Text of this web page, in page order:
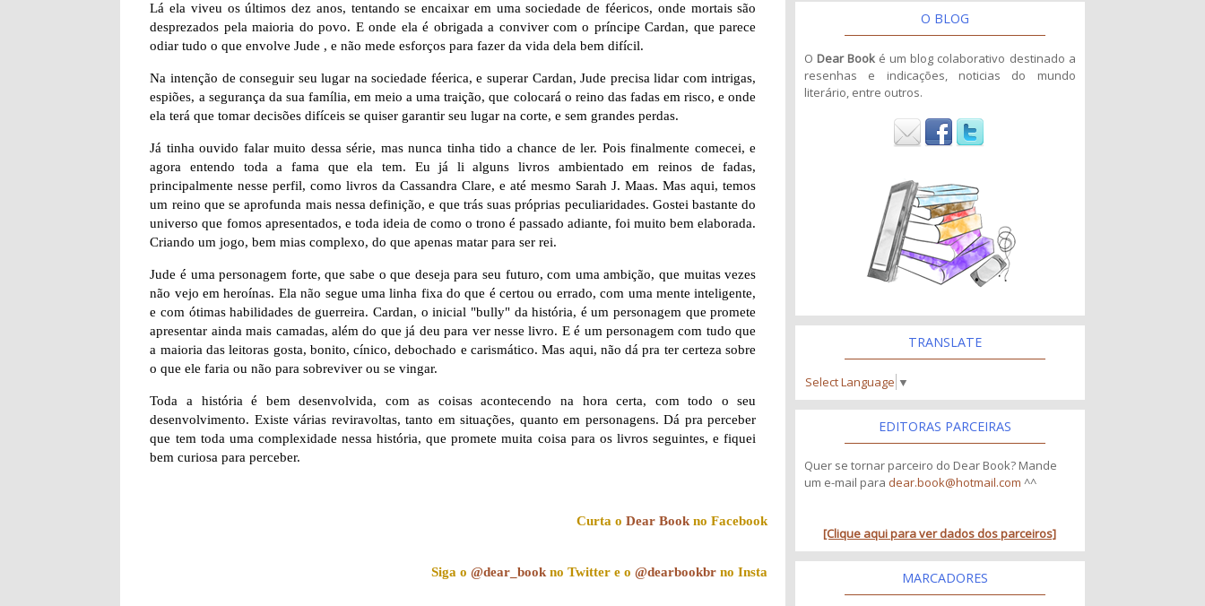
Lá ela viveu os últimos dez anos, tentando se encaixar em uma sociedade de féericos, onde mortais são
desprezados pela maioria do povo. E onde ela é obrigada a conviver com o príncipe Cardan, que parece
odiar tudo o que envolve Jude , e não mede esforços para fazer da vida dela bem difícil.
Na intenção de conseguir seu lugar na sociedade féerica, e superar Cardan, Jude precisa lidar com intrigas,
espiões, a segurança da sua família, em meio a uma traição, que colocará o reino das fadas em risco, e onde
ela terá que tomar decisões difíceis se quiser garantir seu lugar na corte, e sem grandes perdas.
Já tinha ouvido falar muito dessa série, mas nunca tinha tido a chance de ler. Pois finalmente comecei, e
agora entendo toda a fama que ela tem. Eu já li alguns livros ambientado em reinos de fadas,
principalmente nesse perfil, como livros da Cassandra Clare, e até mesmo Sarah J. Maas. Mas aqui, temos
um reino que se aprofunda mais nessa definição, e que trás suas próprias peculiaridades. Gostei bastante do
universo que fomos apresentados, e toda ideia de como o trono é passado adiante, foi muito bem elaborada.
Criando um jogo, bem mias complexo, do que apenas matar para ser rei.
Jude é uma personagem forte, que sabe o que deseja para seu futuro, com uma ambição, que muitas vezes
não vejo em heroínas. Ela não segue uma linha fixa do que é certou ou errado, com uma mente inteligente,
e com ótimas habilidades de guerreira. Cardan, o inicial "bully" da história, é um personagem que promete
apresentar ainda mais camadas, além do que já deu para ver nesse livro. E é um personagem com tudo que
a maioria das leitoras gosta, bonito, cínico, debochado e carismático. Mas aqui, não dá pra ter certeza sobre
o que ele faria ou não para sobreviver ou se vingar.
Toda a história é bem desenvolvida, com as coisas acontecendo na hora certa, com todo o seu
desenvolvimento. Existe várias reviravoltas, tanto em situações, quanto em personagens. Dá pra perceber
que tem toda uma complexidade nessa história, que promete muita coisa para os livros seguintes, e fiquei
bem curiosa para perceber.
Curta oDear Book no Facebook
Siga o@dear_book no Twitter e o@dearbookbr no Insta
O BLOG
O Dear Book é um blog colaborativo destinado a
resenhas e indicações, noticias do mundo
literário, entre outros.
TRANSLATE
Select Language ▼
EDITORAS PARCEIRAS
Quer se tornar parceiro do Dear Book? Mande
um e-mail para dear.book@hotmail.com ^^
[Clique aqui para ver dados dos parceiros]
MARCADORES